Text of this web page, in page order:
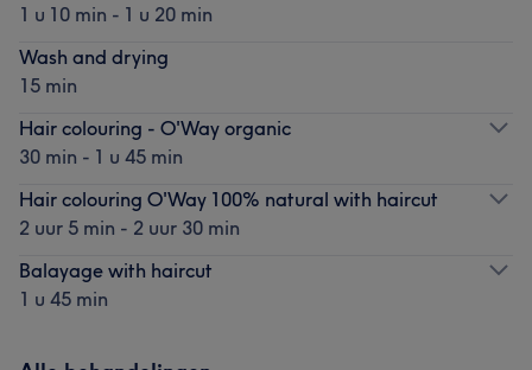
1 u 10 min - 1 u 20 min
Wash and drying
15 min
Hair colouring - O'Way organic
30 min - 1 u 45 min
Hair colouring O'Way 100% natural with haircut
2 uur 5 min - 2 uur 30 min
Balayage with haircut
1 u 45 min